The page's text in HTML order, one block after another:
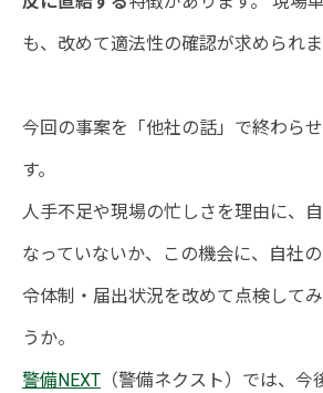
も、改めて適法性の確認が求められま
今回の事案を「他社の話」で終わら
す。
人手不足や現場の忙しさを理由に、
なっていないか、この機会に、自社
令体制・届出状況を改めて点検して
うか。
警備NEXT （警備ネクスト）では、